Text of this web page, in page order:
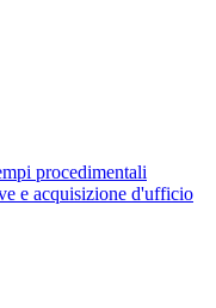
procedimentali
e acquisizione d'ufficio